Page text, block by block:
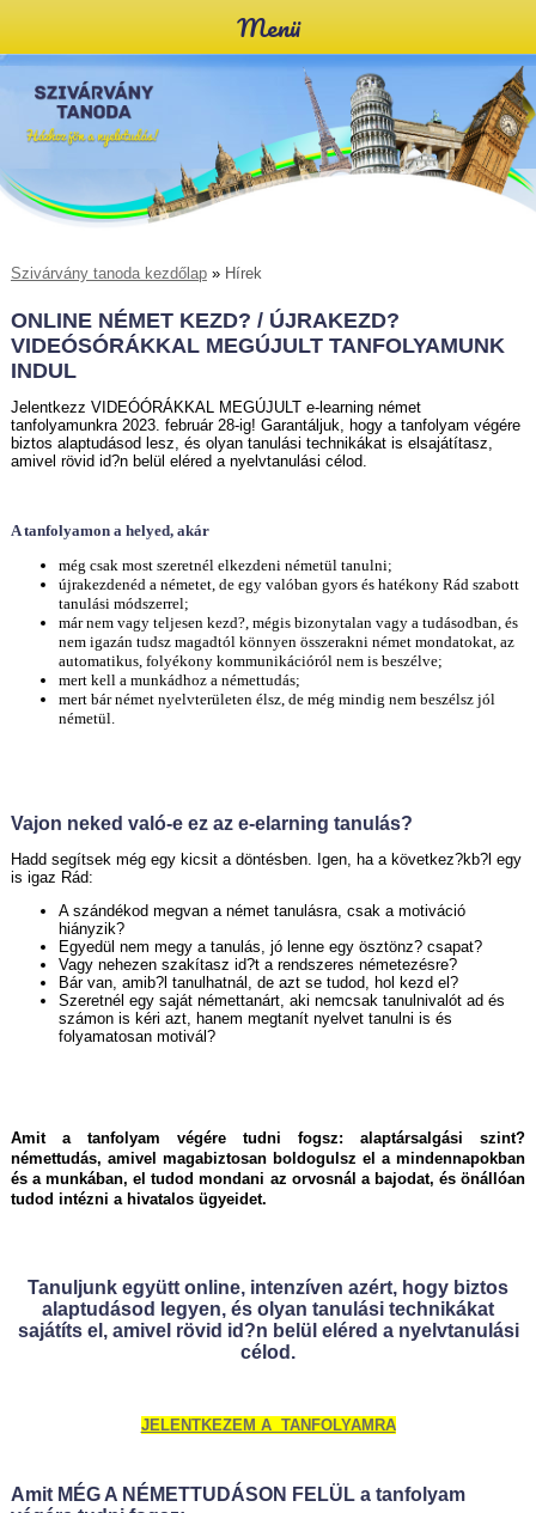
Menü
Szivárvány tanoda kezdőlap» Hírek
ONLINE NÉMET KEZD? / ÚJRAKEZD?
VIDEÓSÓRÁKKAL MEGÚJULT TANFOLYAMUNK
INDUL
Jelentkezz VIDEÓÓRÁKKAL MEGÚJULT e-learning német
tanfolyamunkra 2023. február 28-ig! Garantáljuk, hogy a tanfolyam végére
biztos alaptudásod lesz, és olyan tanulási technikákat is elsajátítasz,
amivel rövid id?n belül eléred a nyelvtanulási célod.
A tanfolyamon a helyed, akár
még csak most szeretnél elkezdeni németül tanulni;
újrakezdenéd a németet, de egy valóban gyors és hatékony Rád szabott
tanulási módszerrel;
már nem vagy teljesen kezd?, mégis bizonytalan vagy a tudásodban, és
nem igazán tudsz magadtól könnyen összerakni német mondatokat, az
automatikus, folyékony kommunikációról nem is beszélve;
mert kell a munkádhoz a némettudás;
mert bár német nyelvterületen élsz, de még mindig nem beszélsz jól
németül.
Vajon neked való-e ez az e-elarning tanulás?
Hadd segítsek még egy kicsit a döntésben. Igen, ha a következ?kb?l egy
is igaz Rád:
A szándékod megvan a német tanulásra, csak a motiváció
hiányzik?
Egyedül nem megy a tanulás, jó lenne egy ösztönz? csapat?
Vagy nehezen szakítasz id?t a rendszeres németezésre?
Bár van, amib?l tanulhatnál, de azt se tudod, hol kezd el?
Szeretnél egy saját némettanárt, aki nemcsak tanulnivalót ad és
számon is kéri azt, hanem megtanít nyelvet tanulni is és
folyamatosan motivál?
Amit a tanfolyam végére tudni fogsz: alaptársalgási szint?
némettudás, amivel magabiztosan boldogulsz el a mindennapokban
és a munkában, el tudod mondani az orvosnál a bajodat, és önállóan
tudod intézni a hivatalos ügyeidet.
Tanuljunk együtt online, intenzíven azért, hogy biztos
alaptudásod legyen, és olyan tanulási technikákat
sajátíts el, amivel rövid id?n belül eléred a nyelvtanulási
célod.
JELENTKEZEM A TANFOLYAMRA
Amit MÉG A NÉMETTUDÁSON FELÜL a tanfolyam